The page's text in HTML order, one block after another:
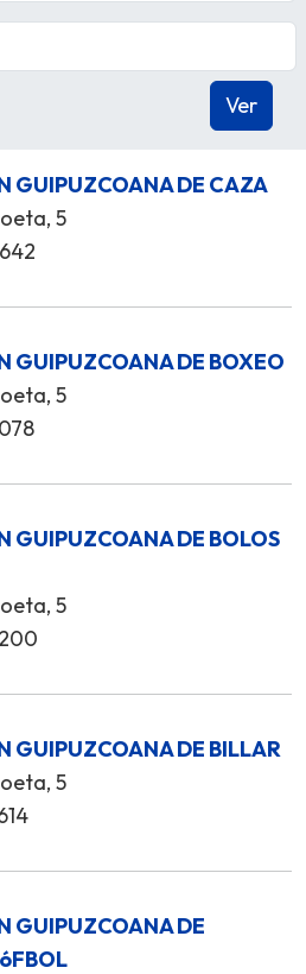
GUIPUZCOANA DE CAZA
5
GUIPUZCOANA DE BOXEO
5
GUIPUZCOANA DE BOLOS
5
GUIPUZCOANA DE BILLAR
5
GUIPUZCOANA DE